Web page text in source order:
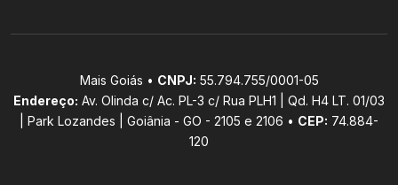
Mais Goiás • CNPJ: 55.794.755/0001-05
Endereço: Av. Olinda c/ Ac. PL-3 c/ Rua PLH1 | Qd. H4 LT. 01/03
| Park Lozandes | Goiânia - GO - 2105 e 2106 • CEP: 74.884-
120